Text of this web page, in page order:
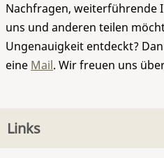
Nachfragen, weiterführende
uns und anderen teilen
Ungenauigkeit entdeckt?
eine Mail. Wir freuen uns
Links